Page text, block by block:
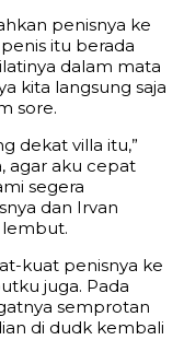
penisnya ke
itu berada
dalam mata
kita langsung saja
sore.
dekat villa itu,”
agar aku cepat
segera
dan Irvan
kuat penisnya ke
juga. Pada
semprotan
di dudk kembali